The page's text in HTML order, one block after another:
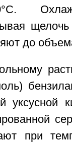
до
уксусной
при